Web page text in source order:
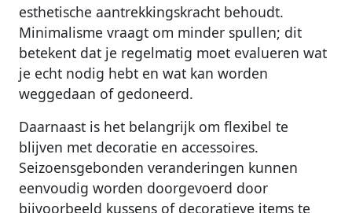
esthetische aantrekkingskracht behoudt.
Minimalisme vraagt om minder spullen; dit
betekent dat je regelmatig moet evalueren wat
je echt nodig hebt en wat kan worden
weggedaan of gedoneerd.
Daarnaast is het belangrijk om flexibel te
blijven met decoratie en accessoires.
Seizoensgebonden veranderingen kunnen
eenvoudig worden doorgevoerd door
bijvoorbeeld kussens of decoratieve items te